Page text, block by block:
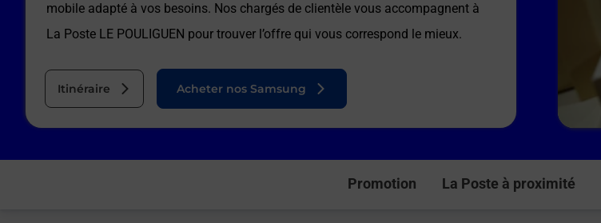
mobile adapté à vos besoins. Nos chargés de clientèle vous accompagnent à
La Poste LE POULIGUEN pour trouver l’offre qui vous correspond le mieux.
Itinéraire Acheter nos Samsung
Promotion La Poste à proximité